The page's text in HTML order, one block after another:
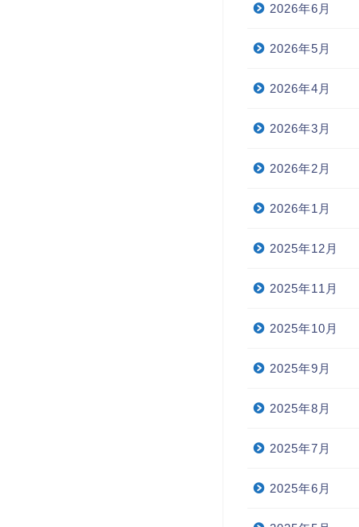
2026年6月
2026年5月
2026年4月
2026年3月
2026年2月
2026年1月
2025年12月
2025年11月
2025年10月
2025年9月
2025年8月
2025年7月
2025年6月